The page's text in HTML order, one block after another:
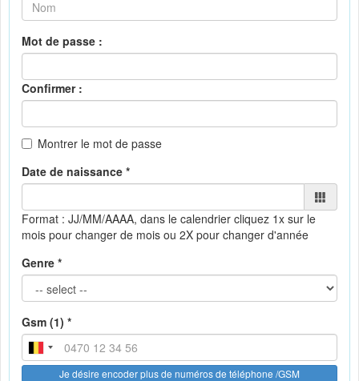
Mot de passe :
Confirmer :
Montrer le mot de passe
Date de naissance *
Format : JJ/MM/AAAA, dans le calendrier cliquez 1x sur le
mois pour changer de mois ou 2X pour changer d'année
Genre *
Gsm (1) *
Je désire encoder plus de numéros de téléphone /GSM